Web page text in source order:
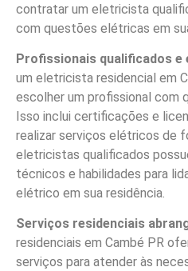
contratar um eletricista
com questões elétricas em
Profissionais qualificados e
um eletricista residencial em
escolher um profissional com
Isso inclui certificações e
realizar serviços elétricos de
eletricistas qualificados
técnicos e habilidades para
elétrico em sua residência.
Serviços residenciais
residenciais em Cambé PR
serviços para atender às